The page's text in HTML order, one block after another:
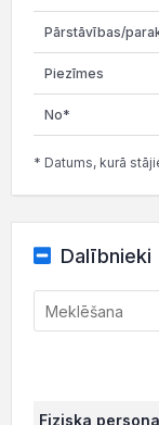
* Datums, kurā
Dalībnieki
Fiziska persona